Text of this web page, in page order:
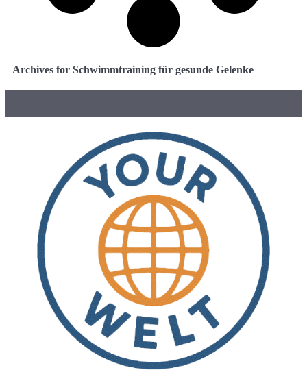
Archives for Schwimmtraining für gesunde Gelenke